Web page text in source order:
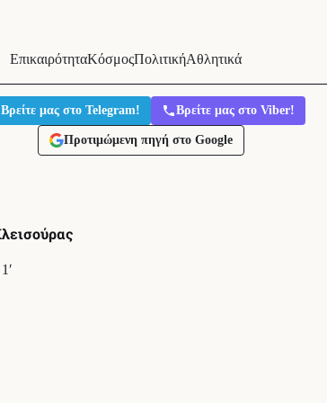
ΕπικαιρότηταΚόσμοςΠολιτικήΑθλητικά
Βρείτε μας στο Telegram! Βρείτε μας στο Viber!
Προτιμώμενη πηγή στο Google
1′